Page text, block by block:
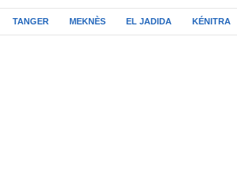
TANGER MEKNÈS EL JADIDA KÉNITRA